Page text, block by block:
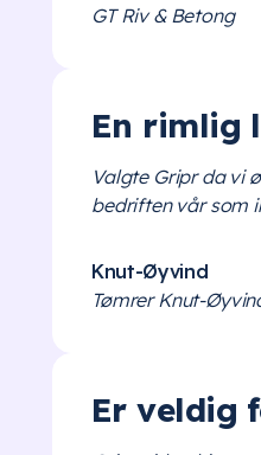
GT Riv & Betong
En rimlig
Valgte Gripr da vi
bedriften vår som
Knut-Øyvind
Tømrer Knut-
Er veldig